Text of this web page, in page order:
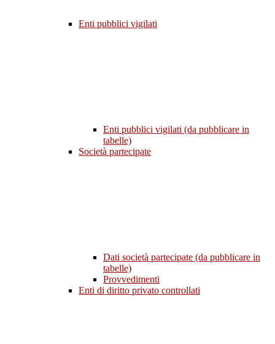
Enti pubblici vigilati
Enti pubblici vigilati (da pubblicare in
tabelle)
Società partecipate
Dati società partecipate (da pubblicare in
tabelle)
Provvedimenti
Enti di diritto privato controllati